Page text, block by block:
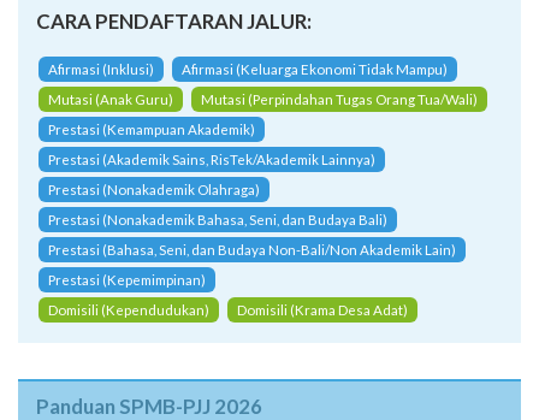
CARA PENDAFTARAN JALUR:
Afirmasi (Inklusi)
Afirmasi (Keluarga Ekonomi Tidak Mampu)
Mutasi (Anak Guru)
Mutasi (Perpindahan Tugas Orang Tua/Wali)
Prestasi (Kemampuan Akademik)
Prestasi (Akademik Sains, RisTek/Akademik Lainnya)
Prestasi (Nonakademik Olahraga)
Prestasi (Nonakademik Bahasa, Seni, dan Budaya Bali)
Prestasi (Bahasa, Seni, dan Budaya Non-Bali/Non Akademik Lain)
Prestasi (Kepemimpinan)
Domisili (Kependudukan)
Domisili (Krama Desa Adat)
Panduan SPMB-PJJ 2026